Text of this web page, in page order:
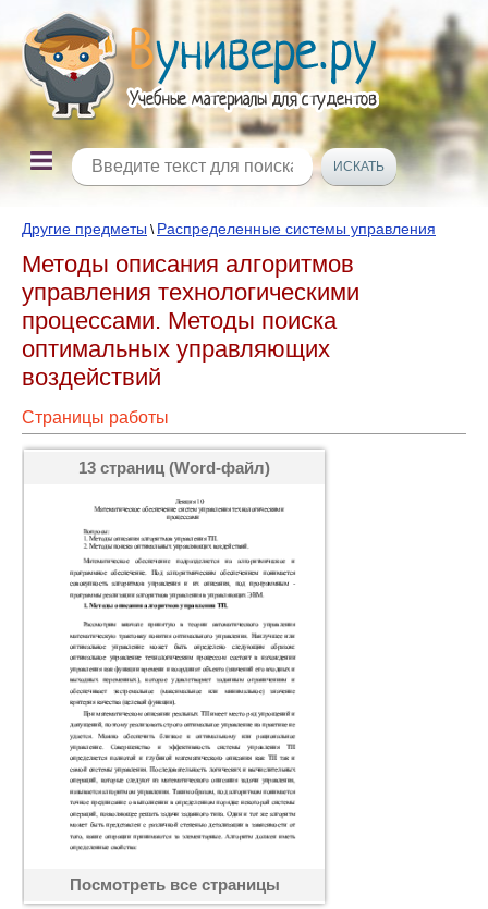
Другие предметы \ Распределенные системы управления
Методы описания алгоритмов
управления технологическими
процессами. Методы поиска
оптимальных управляющих
воздействий
Страницы работы
13 страниц (Word-файл)
Посмотреть все страницы